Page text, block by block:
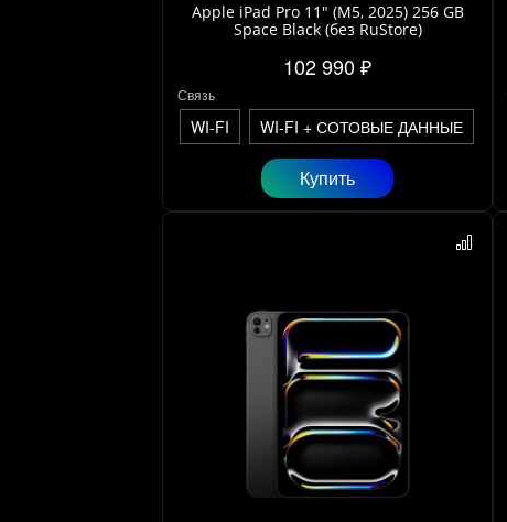
Apple iPad Pro 11" (M5, 2025) 256 GB
Space Black (без RuStore)
102 990 ₽
Связь
WI-FI WI-FI + СОТОВЫЕ ДАННЫЕ
Купить